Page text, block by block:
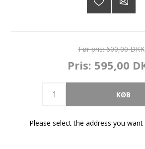
Før pris: 600,00 DKK
Pris: 595,00
Please select the address you